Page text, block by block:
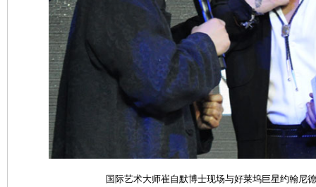
国际艺术大师崔自默博士现场与好莱坞巨星约翰尼